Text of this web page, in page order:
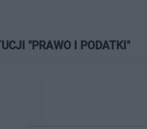
"PRAWO I PODATKI"